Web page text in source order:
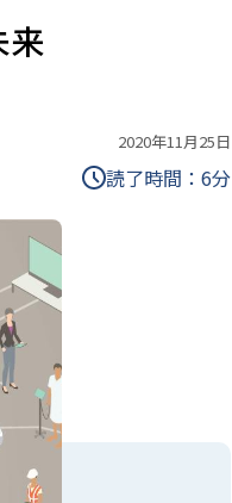
来
2020年11月25日
読了時間： 6分